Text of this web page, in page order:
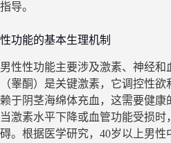
指导。
性功能的基本生理机制
男性性功能主要涉及激素、神经和
（睾酮）是关键激素，它调控性
赖于阴茎海绵体充血，这需要健康
当激素水平下降或血管功能受损时
碍。根据医学研究，40岁以上男性